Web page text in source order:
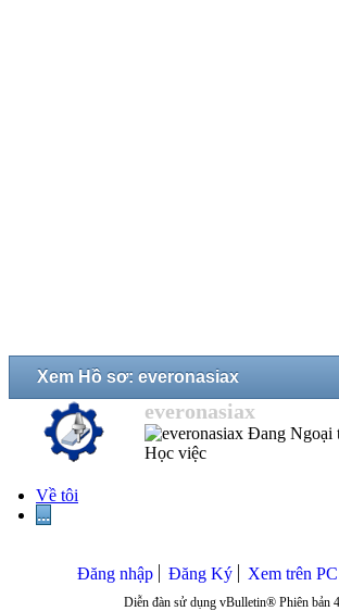
Xem Hồ sơ: everonasiax
everonasiax
Học việc
Về tôi
...
Đăng nhập Đăng Ký Xem trên PC
Diễn đàn sử dụng vBulletin® Phiên bản